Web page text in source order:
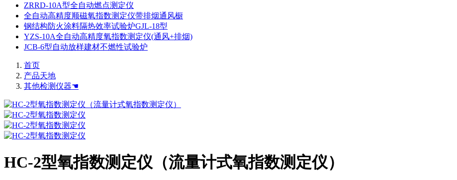
ZRRD-10A型全自动燃点测定仪
全自动高精度顺磁氧指数测定仪带排烟通风橱
钢结构防火涂料隔热效率试验炉GJL-18型
YZS-10A全自动高精度氧指数测定仪(通风+排烟)
JCB-6型自动放样建材不燃性试验炉
首页
产品天地
其他检测仪器☚
HC-2型氧指数测定仪（流量计式氧指数测定仪）